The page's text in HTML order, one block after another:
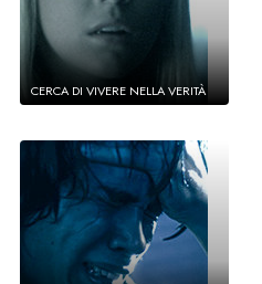
CERCA DI VIVERE NELLA VERITÀ